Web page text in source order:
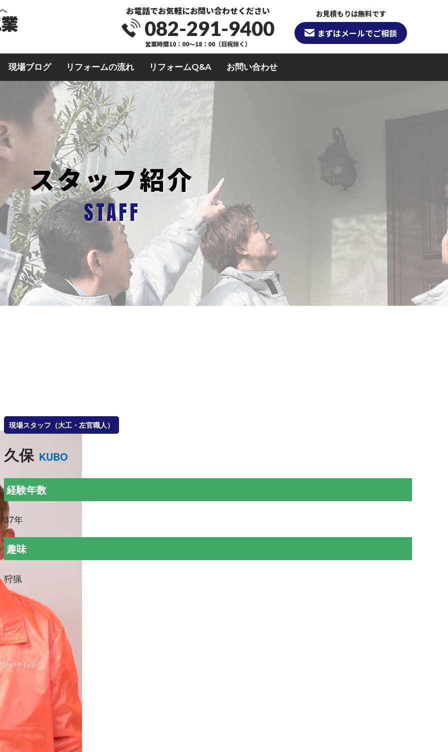
お電話でお気軽にお問い合わせください
082-291-9400
営業時間10：00～18：00（日祝除く）
お見積もりは無料です
まずはメールでご相談
現場ブログ リフォームの流れ リフォームQ&A お問い合わせ
スタッフ紹介
STAFF
現場スタッフ（大工・左官職人）
久保 KUBO
経験年数
37年
趣味
狩猟